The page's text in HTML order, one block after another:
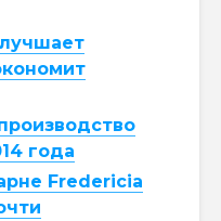
года
Fredericia